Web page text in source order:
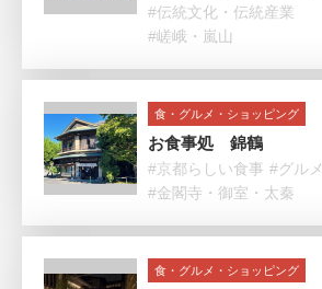
#伝統文化・伝統産業
#嵯峨・嵐山
食・グルメ・ショッピング
お食事処 錦鶴
#京都らしい食事 #グルメ
#金閣寺・御室・太秦
食・グルメ・ショッピング